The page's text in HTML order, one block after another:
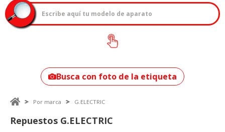
¿Cómo encontrar
tu modelo?
Busca con foto de la etiqueta
Por marca G.ELECTRIC
Repuestos G.ELECTRIC